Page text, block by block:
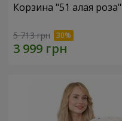
Корзина "51 алая роза"
5 713 грн